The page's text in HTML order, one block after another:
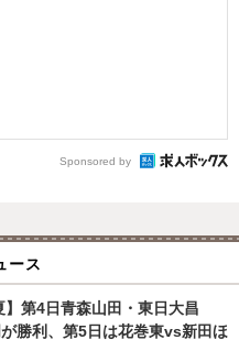
Sponsored by
ース
】第4日青森山田・東日大昌
勝利、第5日は花巻東vs新田ほ